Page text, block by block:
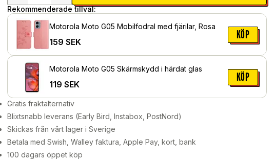
Rekommenderade tillval:
Motorola Moto G05 Mobilfodral med fjärilar, Rosa
159 SEK
KÖP
Motorola Moto G05 Skärmskydd i härdat glas
119 SEK
KÖP
Gratis fraktalternativ
Blixtsnabb leverans (Early Bird, Instabox, PostNord)
Skickas från vårt lager i Sverige
Betala med Swish, Walley faktura, Apple Pay, kort, bank
100 dagars öppet köp